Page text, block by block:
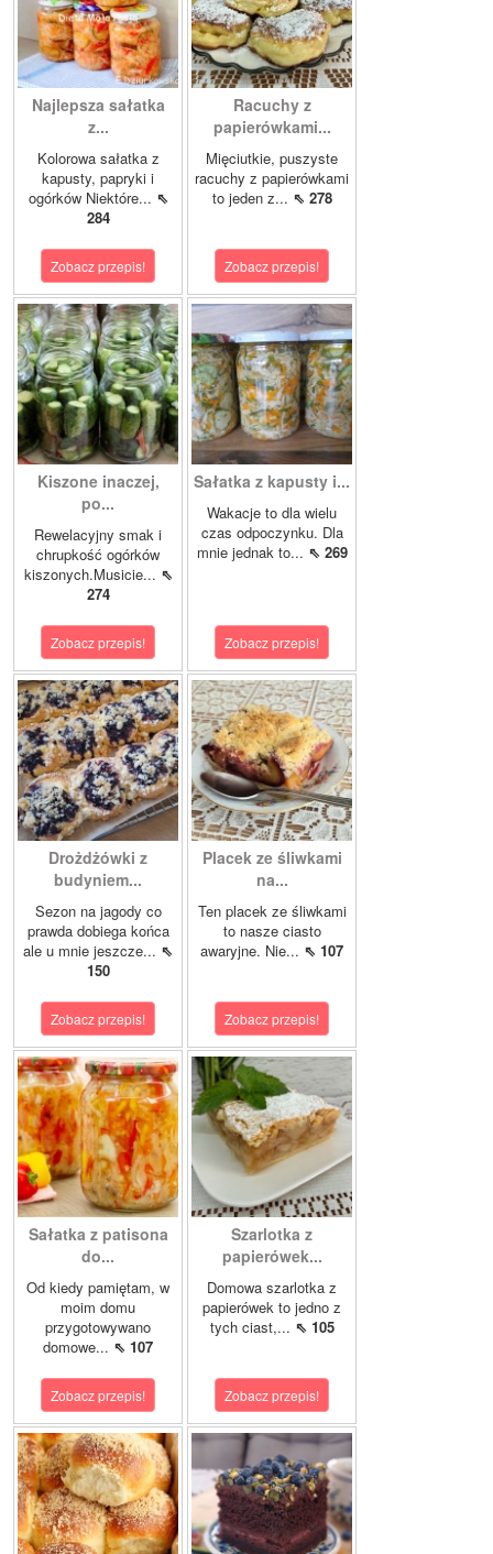
Najlepsza sałatka
z...
Kolorowa sałatka z
kapusty, papryki i
ogórków Niektóre... ⇖
284
Zobacz przepis!
Racuchy z
papierówkami...
Mięciutkie, puszyste
racuchy z papierówkami
to jeden z... ⇖ 278
Zobacz przepis!
Kiszone inaczej,
po...
Rewelacyjny smak i
chrupkość ogórków
kiszonych.Musicie... ⇖
274
Zobacz przepis!
Sałatka z kapusty i...
Wakacje to dla wielu
czas odpoczynku. Dla
mnie jednak to... ⇖ 269
Zobacz przepis!
Drożdżówki z
budyniem...
Sezon na jagody co
prawda dobiega końca
ale u mnie jeszcze... ⇖
150
Zobacz przepis!
Placek ze śliwkami
na...
Ten placek ze śliwkami
to nasze ciasto
awaryjne. Nie... ⇖ 107
Zobacz przepis!
Sałatka z patisona
do...
Od kiedy pamiętam, w
moim domu
przygotowywano
domowe... ⇖ 107
Zobacz przepis!
Szarlotka z
papierówek...
Domowa szarlotka z
papierówek to jedno z
tych ciast,... ⇖ 105
Zobacz przepis!